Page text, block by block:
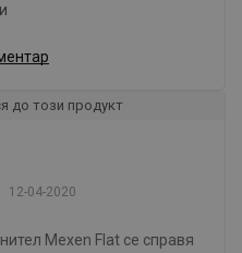
до този продукт
12-04-2020
Mexen Flat се справя